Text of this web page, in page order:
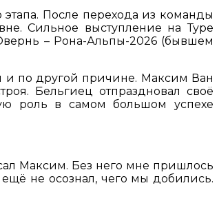
После перехода из команды
Сильное выступление на Туре
– Рона-Альпы-2026 (бывшем
и по другой причине. Максим Ван
Бельгиец отпраздновал своё
роль в самом большом успехе
Максим. Без него мне пришлось
не осознал, чего мы добились.